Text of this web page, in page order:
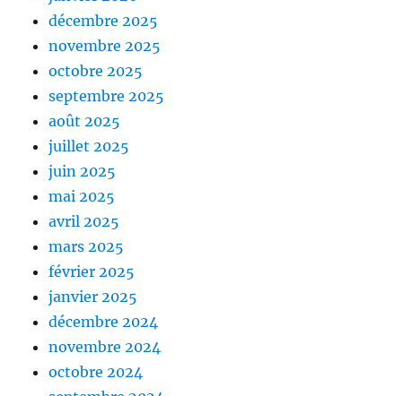
décembre 2025
novembre 2025
octobre 2025
septembre 2025
août 2025
juillet 2025
juin 2025
mai 2025
avril 2025
mars 2025
février 2025
janvier 2025
décembre 2024
novembre 2024
octobre 2024